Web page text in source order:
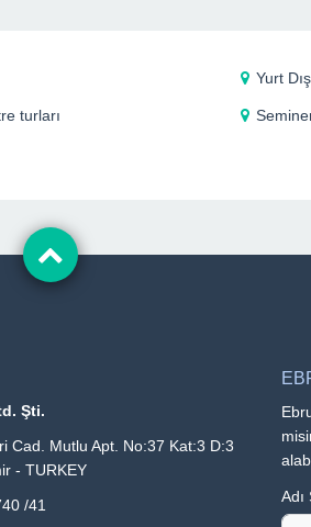
Yurt
turları
Şti.
Cad. Mutlu Apt. No:37 Kat:3 D:3
- TURKEY
/41
Adı